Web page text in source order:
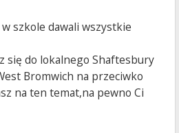
szkole dawali wszystkie
się do lokalnego Shaftesbury
Bromwich na przeciwko
na ten temat,na pewno Ci